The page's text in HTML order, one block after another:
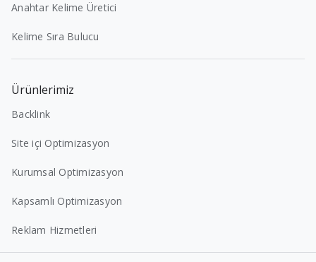
Anahtar Kelime Üretici
Kelime Sıra Bulucu
Ürünlerimiz
Backlink
Site içi Optimizasyon
Kurumsal Optimizasyon
Kapsamlı Optimizasyon
Reklam Hizmetleri